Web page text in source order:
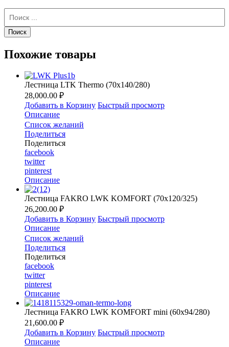
Похожие товары
Лестница LTK Thermo (70х140/280)
28,000.00 ₽
Добавить в Корзину Быстрый просмотр
Описание
Список желаний
Поделиться
Поделиться
facebook
twitter
pinterest
Описание
Лестница FAKRO LWK KOMFORT (70х120/325)
26,200.00 ₽
Добавить в Корзину Быстрый просмотр
Описание
Список желаний
Поделиться
Поделиться
facebook
twitter
pinterest
Описание
Лестница FAKRO LWK KOMFORT mini (60х94/280)
21,600.00 ₽
Добавить в Корзину Быстрый просмотр
Описание